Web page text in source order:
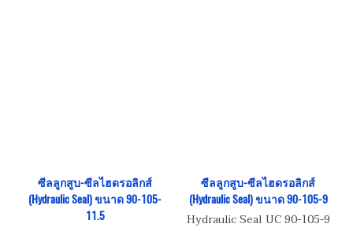
ซีลลูกสูบ-ซีลไฮดรอลิกส์
(Hydraulic Seal) ขนาด 90-105-
11.5
ซีลลูกสูบ-ซีลไฮดรอลิกส์
(Hydraulic Seal) ขนาด 90-105-9
Hydraulic Seal UC 90-105-9